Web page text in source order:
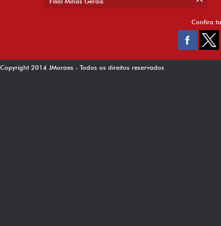
Confira
Copyright 2014 JMoraes - Todos os direitos reservados